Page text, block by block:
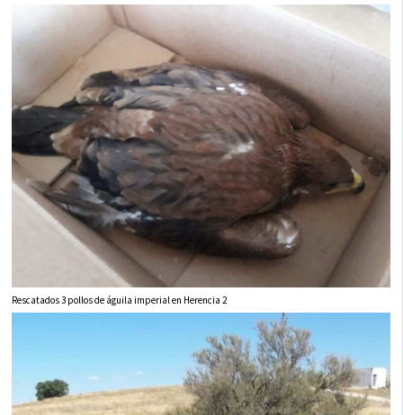
Rescatados 3 pollos de águila imperial en Herencia 2